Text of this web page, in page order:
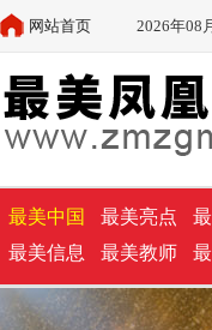
网站首页 2026年08
最美中国 最美亮点
最美信息
最美教师